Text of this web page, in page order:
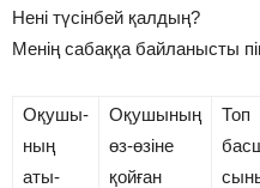
Нені түсінбей қалдың?
Менің сабаққа байланысты
Оқушы-
ның
аты-
Оқушының
өз-өзіне
қойған
Топ